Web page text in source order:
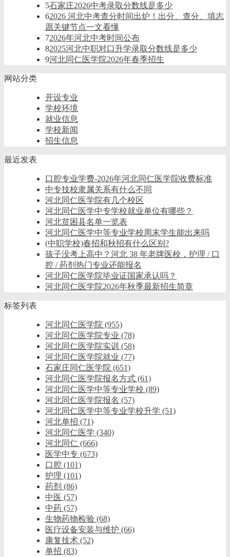
5石家庄2026中考录取分数线是多少
62026 河北中考查分时间出炉！出分、查分、填志
愿关键节点一文看懂
72026年河北中考时间公布
82025河北中职对口升学录取分数线是多少
9河北同仁医学院2026年春季招生
网站分类
开设专业
学校环境
就业信息
学校新闻
招生信息
最近发表
口腔专业学费-2026年河北同仁医学院收费标准
中专技校隶属关系有什么不同
河北同仁医学院有几个校区
河北同仁医学中专学校就业单位有哪些？
河北贫困县名单一览表
河北同仁医学中等专业学校周末学生能出来吗
(中职学校)春招和秋招有什么区别?
孩子没考上高中？河北 38 年老牌医校，护理 / 口
腔 / 药剂热门专业还能报名
河北同仁医学院毕业证国家承认吗？
河北同仁医学院2026年秋季最新招生简章
标签列表
河北同仁医学院 (955)
河北同仁医学院专业 (78)
河北同仁医学院实训 (58)
河北同仁医学院就业 (77)
石家庄同仁医学院 (651)
河北同仁医学院报名方式 (61)
河北同仁医学中等专业学校 (89)
河北同仁医学院报名 (57)
河北同仁医学中等专业学校升学 (51)
河北单招 (71)
河北同仁医学 (340)
河北同仁 (666)
医学中专 (673)
口腔 (101)
护理 (101)
药剂 (86)
中医 (57)
中药 (57)
生物药物检验 (68)
医疗设备安装与维护 (66)
康复技术 (52)
单招 (83)